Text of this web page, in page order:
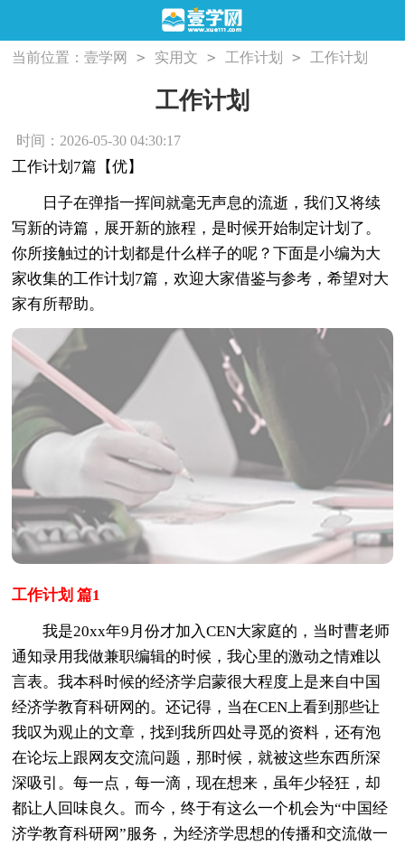
当前位置：壹学网 > 实用文 > 工作计划 > 工作计划
工作计划
时间：2026-05-30 04:30:17
工作计划7篇【优】
日子在弹指一挥间就毫无声息的流逝，我们又将续
写新的诗篇，展开新的旅程，是时候开始制定计划了。
你所接触过的计划都是什么样子的呢？下面是小编为大
家收集的工作计划7篇，欢迎大家借鉴与参考，希望对大
家有所帮助。
工作计划 篇1
我是20xx年9月份才加入CEN大家庭的，当时曹老师
通知录用我做兼职编辑的时候，我心里的激动之情难以
言表。我本科时候的经济学启蒙很大程度上是来自中国
经济学教育科研网的。还记得，当在CEN上看到那些让
我叹为观止的文章，找到我所四处寻觅的资料，还有泡
在论坛上跟网友交流问题，那时候，就被这些东西所深
深吸引。每一点，每一滴，现在想来，虽年少轻狂，却
都让人回味良久。而今，终于有这么一个机会为“中国经
济学教育科研网”服务，为经济学思想的传播和交流做一